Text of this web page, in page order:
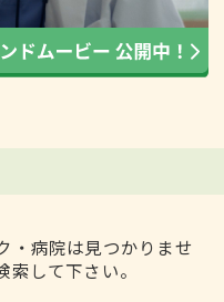
・病院は見つかりませ
して下さい。